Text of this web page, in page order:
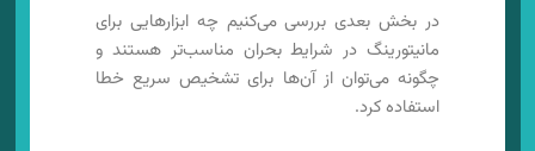
در بخش بعدی بررسی می‌کنیم چه ابزارهایی برای
مانیتورینگ در شرایط بحران مناسب‌تر هستند و
چگونه می‌توان از آن‌ها برای تشخیص سریع خطا
استفاده کرد.